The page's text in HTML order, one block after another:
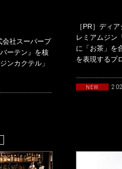
会社スーパープ
ーテン』を核
ンカクテル」
［PR］ディ
レミアムジン
に「お茶」を
を表現するプ
NEW